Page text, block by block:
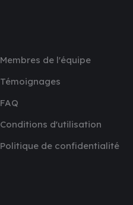
Membres de l'équipe
Témoignages
FAQ
Conditions d'utilisation
Politique de confidentialité